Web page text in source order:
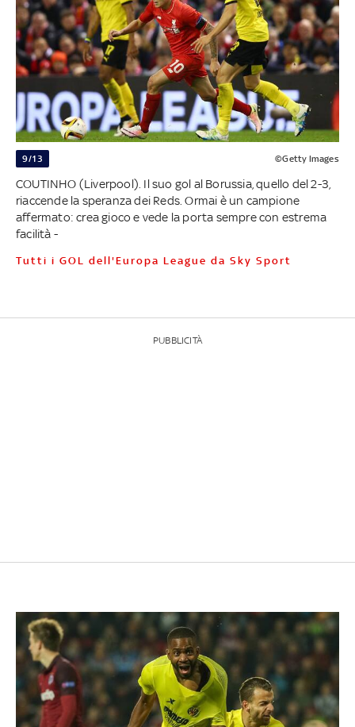
9/13 ©Getty Images
COUTINHO (Liverpool). Il suo gol al Borussia, quello del 2-3,
riaccende la speranza dei Reds. Ormai è un campione
affermato: crea gioco e vede la porta sempre con estrema
facilità -
Tutti i GOL dell'Europa League da Sky Sport
PUBBLICITÀ